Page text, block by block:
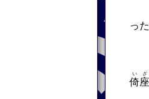
っ
倚座
いざ